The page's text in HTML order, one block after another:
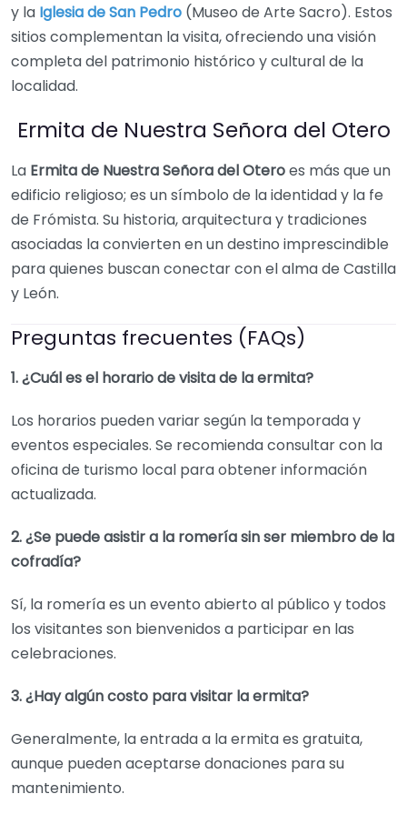
y la Iglesia de San Pedro (Museo de Arte Sacro). Estos
sitios complementan la visita, ofreciendo una visión
completa del patrimonio histórico y cultural de la
localidad.
Ermita de Nuestra Señora del Otero
La Ermita de Nuestra Señora del Oteroes más que un
edificio religioso; es un símbolo de la identidad y la fe
de Frómista. Su historia, arquitectura y tradiciones
asociadas la convierten en un destino imprescindible
para quienes buscan conectar con el alma de Castilla
y León.
Preguntas frecuentes (FAQs)
1. ¿Cuál es el horario de visita de la ermita?
Los horarios pueden variar según la temporada y
eventos especiales. Se recomienda consultar con la
oficina de turismo local para obtener información
actualizada.
2. ¿Se puede asistir a la romería sin ser miembro de la
cofradía?
Sí, la romería es un evento abierto al público y todos
los visitantes son bienvenidos a participar en las
celebraciones.
3. ¿Hay algún costo para visitar la ermita?
Generalmente, la entrada a la ermita es gratuita,
aunque pueden aceptarse donaciones para su
mantenimiento.